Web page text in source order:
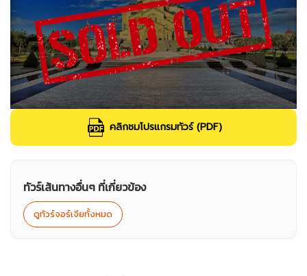
search
คลิกชมโปรแกรมทัวร์ (PDF)
ทัวร์เส้นทางอื่นๆ ที่เกี่ยวข้อง
ดูทัวร์จอร์เจียทั้งหมด